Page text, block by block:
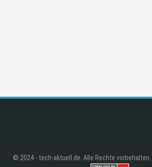
© 2024 - tech-aktuell.de. Alle Rechte vorbehalten. |